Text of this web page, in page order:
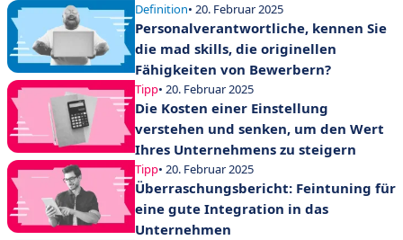
Definition• 20. Februar 2025
Personalverantwortliche, kennen Sie
die mad skills, die originellen
Fähigkeiten von Bewerbern?
Tipp• 20. Februar 2025
Die Kosten einer Einstellung
verstehen und senken, um den Wert
Ihres Unternehmens zu steigern
Tipp• 20. Februar 2025
Überraschungsbericht: Feintuning für
eine gute Integration in das
Unternehmen